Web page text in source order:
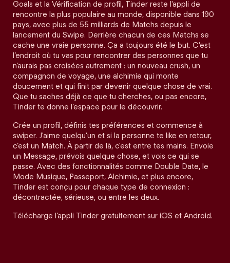
Goals et la Vérification de profil, Tinder reste l'appli de
rencontre la plus populaire au monde, disponible dans 190
pays, avec plus de 55 milliards de Matchs depuis le
lancement du Swipe. Derrière chacun de ces Matchs se
cache une vraie personne. Ça a toujours été le but. C’est
l’endroit où tu vas pour rencontrer des personnes que tu
n’aurais pas croisées autrement : un nouveau crush, un
compagnon de voyage, une alchimie qui monte
doucement et qui finit par devenir quelque chose de vrai.
Que tu saches déjà ce que tu cherches, ou pas encore,
Tinder te donne l’espace pour le découvrir.
Crée un profil, définis tes préférences et commence à
swiper. J'aime quelqu’un et si la personne te like en retour,
c’est un Match. À partir de là, c'est entre tes mains. Envoie
un Message, prévois quelque chose, et vois ce qui se
passe. Avec des fonctionnalités comme Double Date, le
Mode Musique, Passeport, Alchimie, et plus encore,
Tinder est conçu pour chaque type de connexion :
décontractée, sérieuse, ou entre les deux.
Télécharge l’appli Tinder gratuitement sur iOS et Android.